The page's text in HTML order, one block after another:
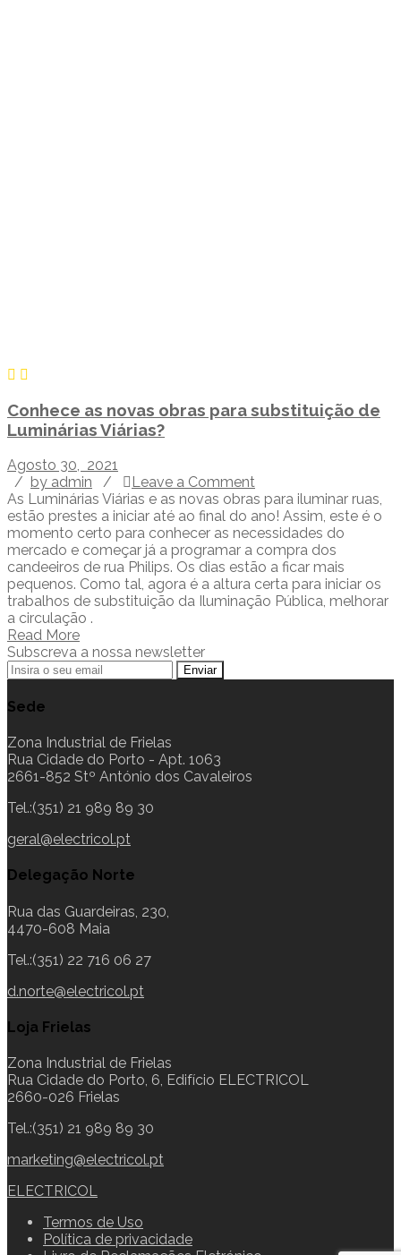
Conhece as novas obras para substituição de
Luminárias Viárias?
Agosto 30, 2021
/ by admin /
Leave a Comment
As Luminárias Viárias e as novas obras para iluminar ruas,
estão prestes a iniciar até ao final do ano! Assim, este é o
momento certo para conhecer as necessidades do
mercado e começar já a programar a compra dos
candeeiros de rua Philips. Os dias estão a ficar mais
pequenos. Como tal, agora é a altura certa para iniciar os
trabalhos de substituição da Iluminação Pública, melhorar
a circulação .
Read More
Subscreva a nossa newsletter
Sede
Zona Industrial de Frielas
Rua Cidade do Porto - Apt. 1063
2661-852 Stº António dos Cavaleiros
Tel.:(351) 21 989 89 30
geral@electricol.pt
Delegação Norte
Rua das Guardeiras, 230,
4470-608 Maia
Tel.:(351) 22 716 06 27
d.norte@electricol.pt
Loja Frielas
Zona Industrial de Frielas
Rua Cidade do Porto, 6, Edifício ELECTRICOL
2660-026 Frielas
Tel.:(351) 21 989 89 30
marketing@electricol.pt
ELECTRICOL
Termos de Uso
Política de privacidade